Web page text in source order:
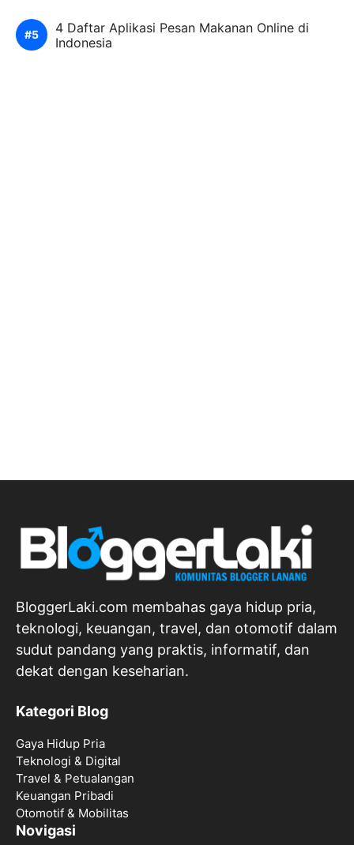
4 Daftar Aplikasi Pesan Makanan Online di
Indonesia
BloggerLaki.com membahas gaya hidup pria,
teknologi, keuangan, travel, dan otomotif dalam
sudut pandang yang praktis, informatif, dan
dekat dengan keseharian.
Kategori Blog
Gaya Hidup Pria
Teknologi & Digital
Travel & Petualangan
Keuangan Pribadi
Otomotif & Mobilitas
Novigasi